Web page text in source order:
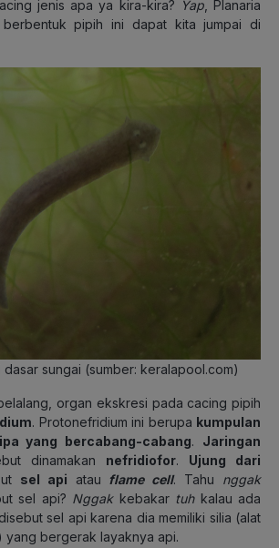
jenis apa ya kira-kira? Yap, Planaria
berbentuk pipih ini dapat kita jumpai di
sungai (sumber: keralapool.com)
organ ekskresi pada cacing pipih
. Protonefridium ini berupa kumpulan
yang bercabang-cabang. Jaringan
dinamakan nefridiofor. Ujung dari
sel api atau flame cell. Tahu nggak
sel api? Nggakkebakar tuhkalau ada
sel api karena dia memiliki silia (alat
yang bergerak layaknya api.